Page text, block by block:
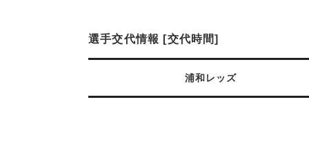
選手交代情報 [交代時間]
浦和レッズ